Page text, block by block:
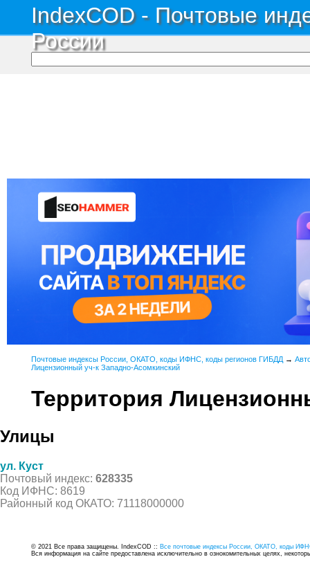
IndexCOD - Почтовые
России
Почтовые индексы России, ОКАТО, коды ИФНС, коды регионов ГИБДД →
Лицензионный уч-к Западно-Асомкинский
Территория
Улицы
ул. Куст
Почтовый индекс: 628335
Код ИФНС: 8619
Районный код ОКАТО: 71118000000
© 2021 Все права защищены. IndexCOD :: Все почтовые индексы России, ОКАТО, коды
Вся информация на сайте предоставлена исключительно в ознокомительных целях,